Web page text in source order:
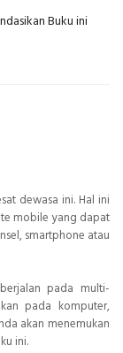
Buku ini
dewasa ini. Hal ini
mobile yang dapat
smartphone atau
pada multi-
pada komputer,
akan menemukan
ini.